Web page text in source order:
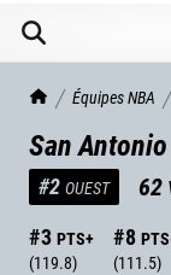
TrashTalk Actu NBA
Équipes NBA
San
#2 OUEST 62
#3 PTS+
(119.8)
#8
(111.5)